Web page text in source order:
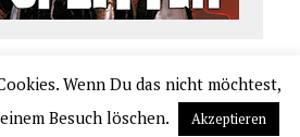
2026 | COMIC.DE
Wenn Du das nicht möchtest,
Besuch löschen.
Akzeptieren